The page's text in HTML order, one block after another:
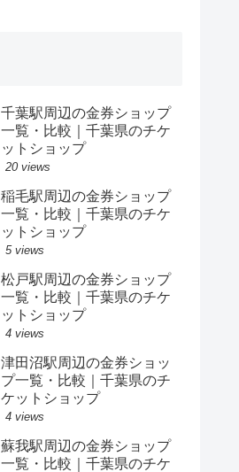
千葉駅周辺の金券ショップ
一覧・比較｜千葉県のチケ
ットショップ
20 views
稲毛駅周辺の金券ショップ
一覧・比較｜千葉県のチケ
ットショップ
5 views
松戸駅周辺の金券ショップ
一覧・比較｜千葉県のチケ
ットショップ
4 views
津田沼駅周辺の金券ショッ
プ一覧・比較｜千葉県のチ
ケットショップ
4 views
蘇我駅周辺の金券ショップ
一覧・比較｜千葉県のチケ